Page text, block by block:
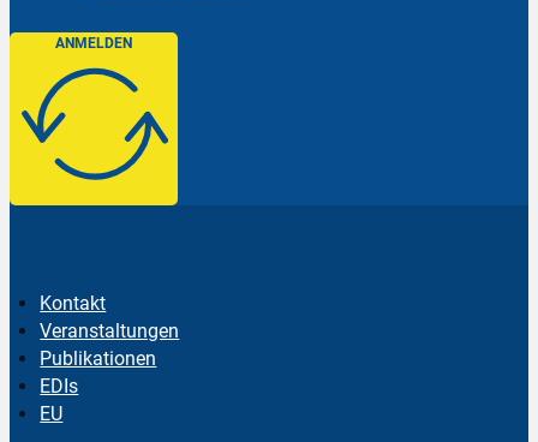
ANMELDEN
Kontakt
Veranstaltungen
Publikationen
EDIs
EU